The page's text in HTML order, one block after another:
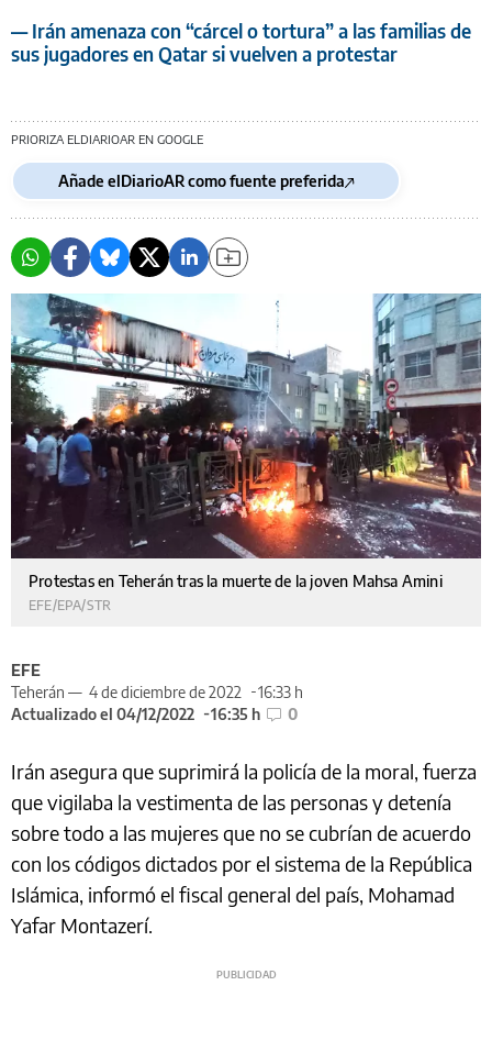
— Irán amenaza con “cárcel o tortura” a las familias de
sus jugadores en Qatar si vuelven a protestar
PRIORIZA ELDIARIOAR EN GOOGLE
Añade elDiarioAR como fuente preferida
Protestas en Teherán tras la muerte de la joven Mahsa Amini
EFE/EPA/STR
EFE
Teherán — 4 de diciembre de 2022
16:33 h
Actualizado el 04/12/2022
16:35 h 0
Irán asegura que suprimirá la policía de la moral, fuerza
que vigilaba la vestimenta de las personas y detenía
sobre todo a las mujeres que no se cubrían de acuerdo
con los códigos dictados por el sistema de la República
Islámica, informó el fiscal general del país, Mohamad
Yafar Montazerí.